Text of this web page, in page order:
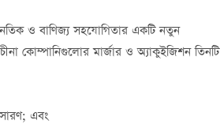
ও বাণিজ্য সহযোগিতার একটি নতুন
কোম্পানিগুলোর মার্জার ও অ্যাকুইজিশন তিনটি
এবং